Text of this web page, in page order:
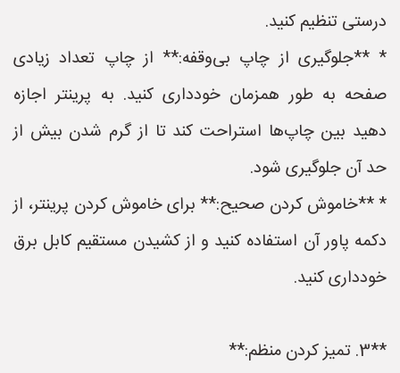
درستی تنظیم کنید.
* **جلوگیری از چاپ بی‌وقفه:** از چاپ تعداد زیادی
صفحه به طور همزمان خودداری کنید. به پرینتر اجازه
دهید بین چاپ‌ها استراحت کند تا از گرم شدن بیش از
حد آن جلوگیری شود.
* **خاموش کردن صحیح:** برای خاموش کردن پرینتر، از
دکمه پاور آن استفاده کنید و از کشیدن مستقیم کابل برق
خودداری کنید.
**3. تمیز کردن منظم:**